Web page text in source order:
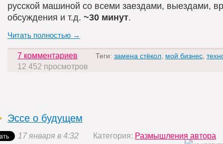
русской машиной со всеми заездами, выездами,
обсуждения и т.д. ~30 минут.
Читать полностью →
7 комментариев Теги: замена стёкол мой бизнес
12 452 просмотров
Эссе о будущем
17 января в 4:32 Категория: Размышления автора